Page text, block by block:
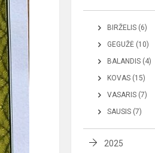
BIRŽELIS (6)
GEGUŽĖ (10)
BALANDIS (4)
KOVAS (15)
VASARIS (7)
SAUSIS (7)
2025